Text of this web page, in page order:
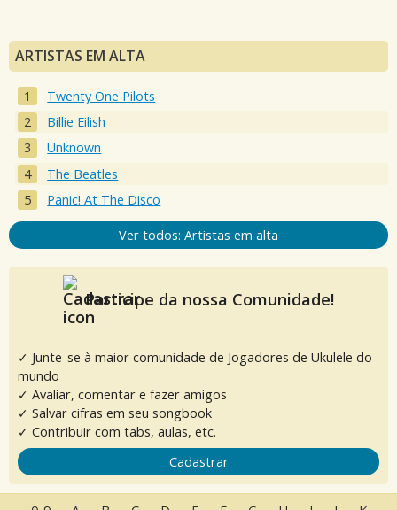
ARTISTAS EM ALTA
Twenty One Pilots
Billie Eilish
Unknown
The Beatles
Panic! At The Disco
Ver todos: Artistas em alta
Participe da nossa Comunidade!
✓ Junte-se à maior comunidade de Jogadores de Ukulele do
mundo
✓ Avaliar, comentar e fazer amigos
✓ Salvar cifras em seu songbook
✓ Contribuir com tabs, aulas, etc.
Cadastrar